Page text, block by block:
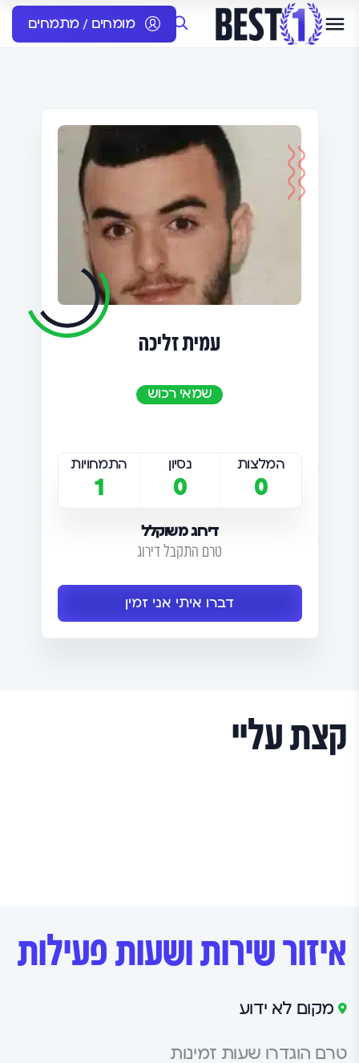
מומחים / מתמחים
עמית זליכה
שמאי רכוש
המלצות
0
נסיון
0
התמחויות
1
דירוג משוקלל
טרם התקבל דירוג
דברו איתי אני זמין
קצת עליי
איזור שירות ושעות פעילות
מקום לא ידוע
טרם הוגדרו שעות זמינות